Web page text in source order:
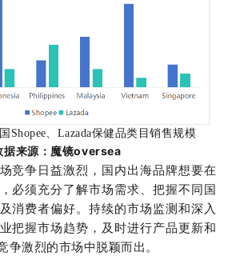
Shopee、Lazada保健品类目销售规模
据来源：魔镜oversea
竞争日益激烈，国内出海品牌想要在
必须充分了解市场需求、把握不同国
消费者偏好。持续的市场监测和深入
把握市场趋势，及时进行产品更新和
争激烈的市场中脱颖而出。